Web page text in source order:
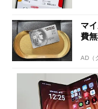
マ
費
AD（